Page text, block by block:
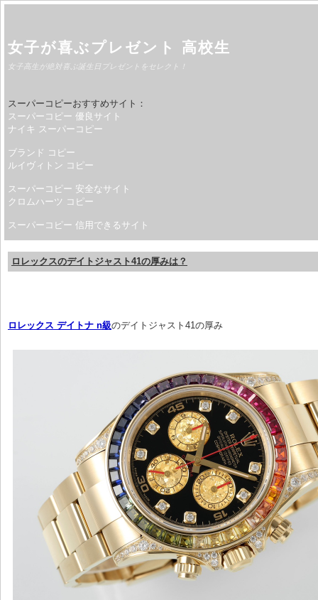
女子が喜ぶプレゼント 高校生
女子高生が絶対喜ぶ誕生日プレゼントをセレクト！
スーパーコピーおすすめサイト：
スーパーコピー 優良サイト
ナイキ スーパーコピー
ブランド コピー
ルイヴィトン コピー
スーパーコピー 安全なサイト
クロムハーツ コピー
スーパーコピー 信用できるサイト
ロレックスのデイトジャスト41の厚みは？
ロレックス デイトナ n級のデイトジャスト41の厚み